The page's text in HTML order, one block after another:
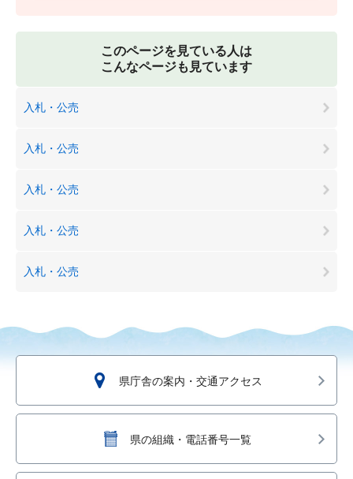
このページを見ている人は
こんなページも見ています
入札・公売
入札・公売
入札・公売
入札・公売
入札・公売
県庁舎の案内・交通アクセス
県の組織・電話番号一覧